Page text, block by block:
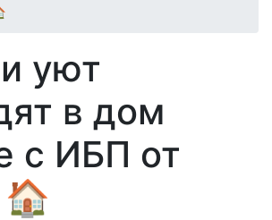
уют
в дом
с ИБП от
🏠